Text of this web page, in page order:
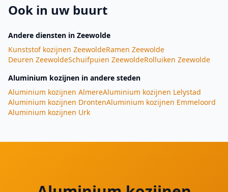
Ook in uw buurt
Andere diensten in Zeewolde
Kunststof kozijnen ZeewoldeRamen Zeewolde
Deuren ZeewoldeSchuifpuien ZeewoldeRolluiken Zeewolde
Aluminium kozijnen in andere steden
Aluminium kozijnen AlmereAluminium kozijnen Lelystad
Aluminium kozijnen DrontenAluminium kozijnen Emmeloord
Aluminium kozijnen Urk